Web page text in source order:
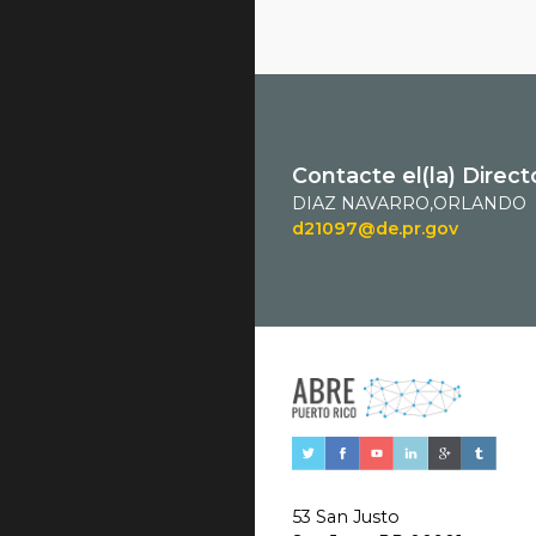
Contacte el(la)
DIAZ NAVARRO,ORLANDO
d21097@de.pr.gov
53 San Justo